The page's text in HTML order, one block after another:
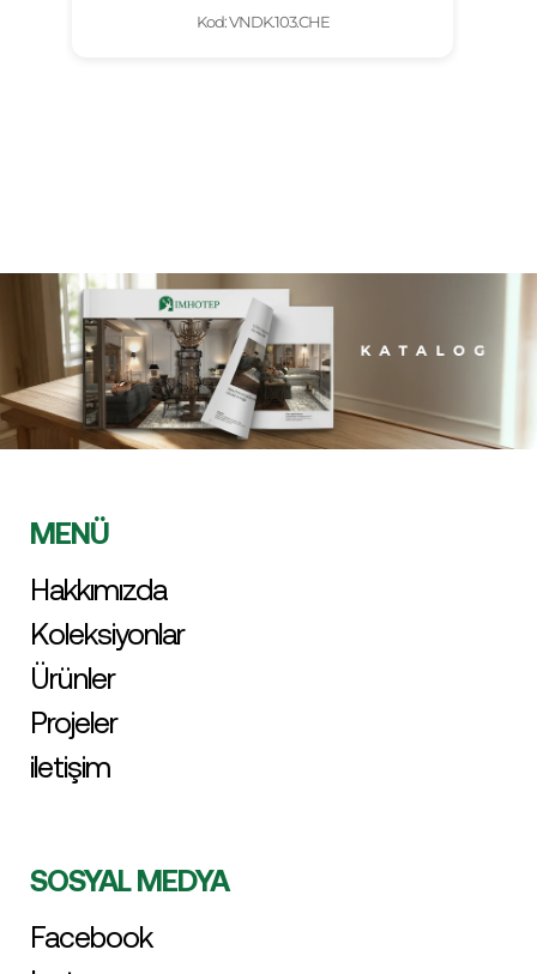
Kod: VNDK.103.CHE
MENÜ
Hakkımızda
Koleksiyonlar
Ürünler
Projeler
iletişim
SOSYAL MEDYA
Facebook